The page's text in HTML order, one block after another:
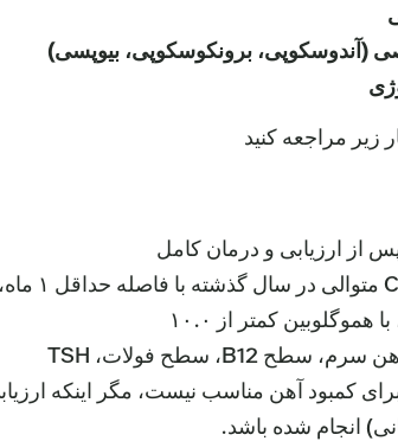
(آندوسکوپی، برونکوسکوپی، بیوپسی)
زیر مراجعه کنید
از ارزیابی و درمان کامل
کمتر از ۱۰.۰
کمبود آهن مناسب نیست، مگر اینکه
انجام شده باشد.